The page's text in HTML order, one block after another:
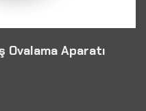
Ovalama Aparatı